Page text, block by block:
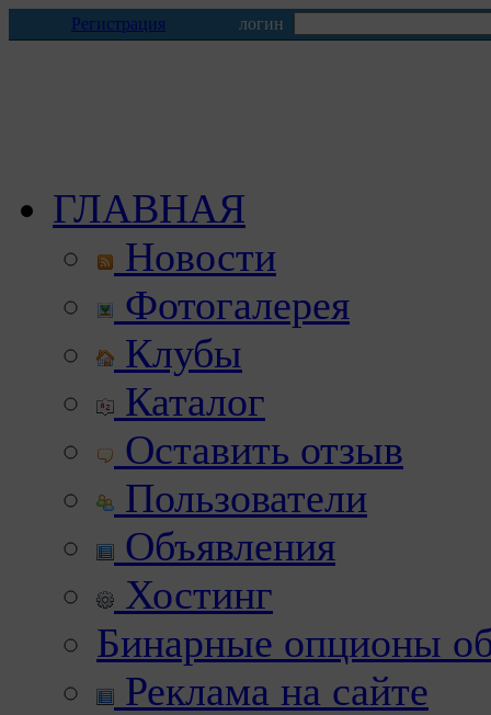
Регистрация логин
ГЛАВНАЯ
Новости
Фотогалерея
Клубы
Каталог
Оставить отзыв
Пользователи
Объявления
Хостинг
Бинарные опционы
Реклама на сайте